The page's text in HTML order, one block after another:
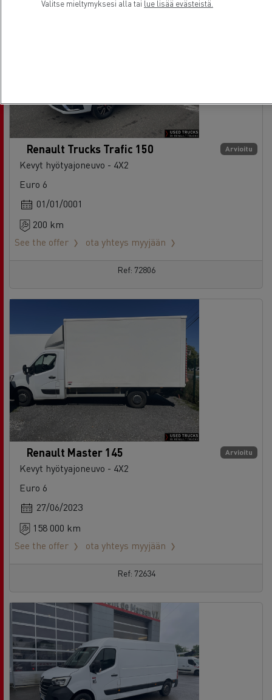
Arvioitu
Renault Trucks Trafic 150
Kevyt hyötyajoneuvo - 4X2
Euro 6
01/01/0001
200 km
See the offer
ota yhteys myyjään
Ref: 72806
Arvioitu
Renault Master 145
Kevyt hyötyajoneuvo - 4X2
Euro 6
27/06/2023
158 000 km
See the offer
ota yhteys myyjään
Ref: 72634
Valitse mieltymyksesi alla tai lue lisää evästeistä.